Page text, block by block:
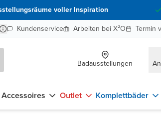
voller Inspiration
Kundenservice Arbeiten bei X²O Termin
Badausstellungen
Accessoires Outlet Komplettbäder